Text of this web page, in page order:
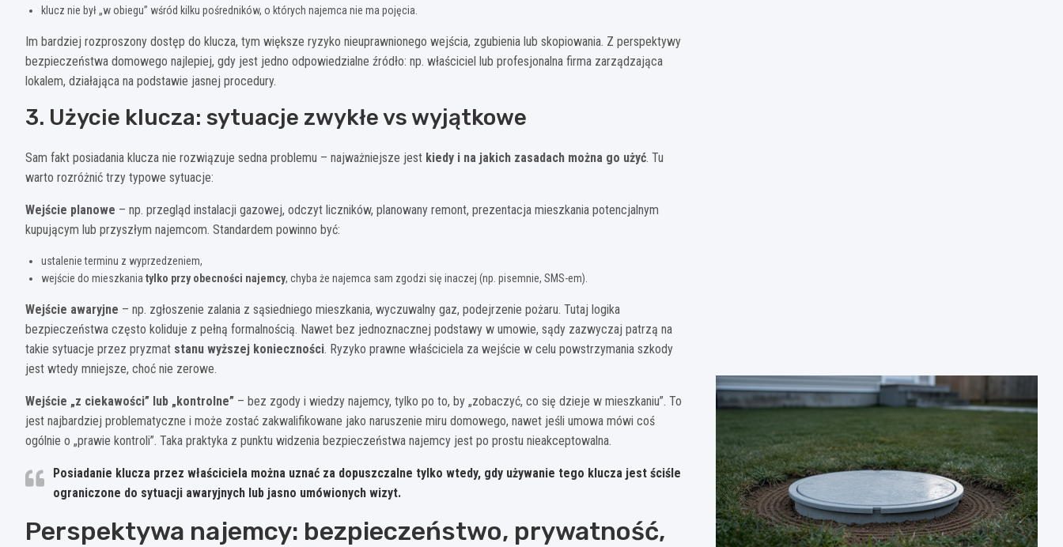
klucz nie był „w obiegu” wśród kilku pośredników, o których najemca nie ma pojęcia.
Im bardziej rozproszony dostęp do klucza, tym większe ryzyko nieuprawnionego wejścia, zgubienia lub skopiowania. Z perspektywy
bezpieczeństwa domowego najlepiej, gdy jest jedno odpowiedzialne źródło: np. właściciel lub profesjonalna firma zarządzająca
lokalem, działająca na podstawie jasnej procedury.
3. Użycie klucza: sytuacje zwykłe vs wyjątkowe
Sam fakt posiadania klucza nie rozwiązuje sedna problemu – najważniejsze jest kiedy i na jakich zasadach można go użyć. Tu
warto rozróżnić trzy typowe sytuacje:
Wejście planowe – np. przegląd instalacji gazowej, odczyt liczników, planowany remont, prezentacja mieszkania potencjalnym
kupującym lub przyszłym najemcom. Standardem powinno być:
ustalenie terminu z wyprzedzeniem,
wejście do mieszkania tylko przy obecności najemcy, chyba że najemca sam zgodzi się inaczej (np. pisemnie, SMS-em).
Wejście awaryjne – np. zgłoszenie zalania z sąsiedniego mieszkania, wyczuwalny gaz, podejrzenie pożaru. Tutaj logika
bezpieczeństwa często koliduje z pełną formalnością. Nawet bez jednoznacznej podstawy w umowie, sądy zazwyczaj patrzą na
takie sytuacje przez pryzmat stanu wyższej konieczności. Ryzyko prawne właściciela za wejście w celu powstrzymania szkody
jest wtedy mniejsze, choć nie zerowe.
Wejście „z ciekawości” lub „kontrolne” – bez zgody i wiedzy najemcy, tylko po to, by „zobaczyć, co się dzieje w mieszkaniu”. To
jest najbardziej problematyczne i może zostać zakwalifikowane jako naruszenie miru domowego, nawet jeśli umowa mówi coś
ogólnie o „prawie kontroli”. Taka praktyka z punktu widzenia bezpieczeństwa najemcy jest po prostu nieakceptowalna.
Posiadanie klucza przez właściciela można uznać za dopuszczalne tylko wtedy, gdy używanie tego klucza jest ściśle
ograniczone do sytuacji awaryjnych lub jasno umówionych wizyt.
Perspektywa najemcy: bezpieczeństwo, prywatność,